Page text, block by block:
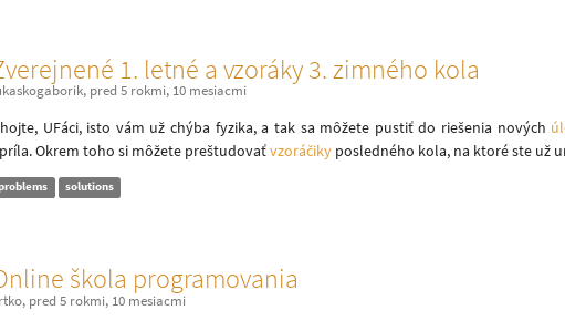
1. letné a vzoráky 3. zimného kola
, pred 5 rokmi, 10 mesiacmi
UFáci, isto vám už chýba fyzika, a tak sa môžete pustiť do riešenia nových
Okrem toho si môžete preštudovaťvzoráčiky posledného kola, na ktoré ste už
solutions
škola programovania
, pred 5 rokmi, 10 mesiacmi